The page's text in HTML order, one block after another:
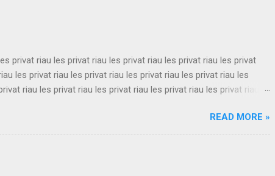
privat sukabumi les privat sukabumi les privat sukabumi les
privat sukabumi les privat sukabumi les privat su...
privat riau les privat riau les privat riau les privat riau les privat
les privat riau les privat riau les privat riau les privat riau les
riau les privat riau les privat riau les privat riau les privat riau
les privat riau les privat riau les privat riau les privat riau les
riau les privat riau les privat riau les privat riau les privat riau
privat riau les privat riau les privat ria...
READ MORE »